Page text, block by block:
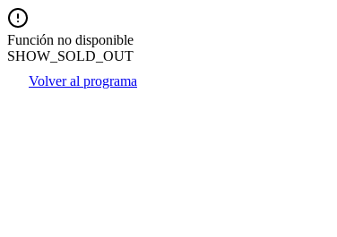
Función no disponible
SHOW_SOLD_OUT
Volver al programa